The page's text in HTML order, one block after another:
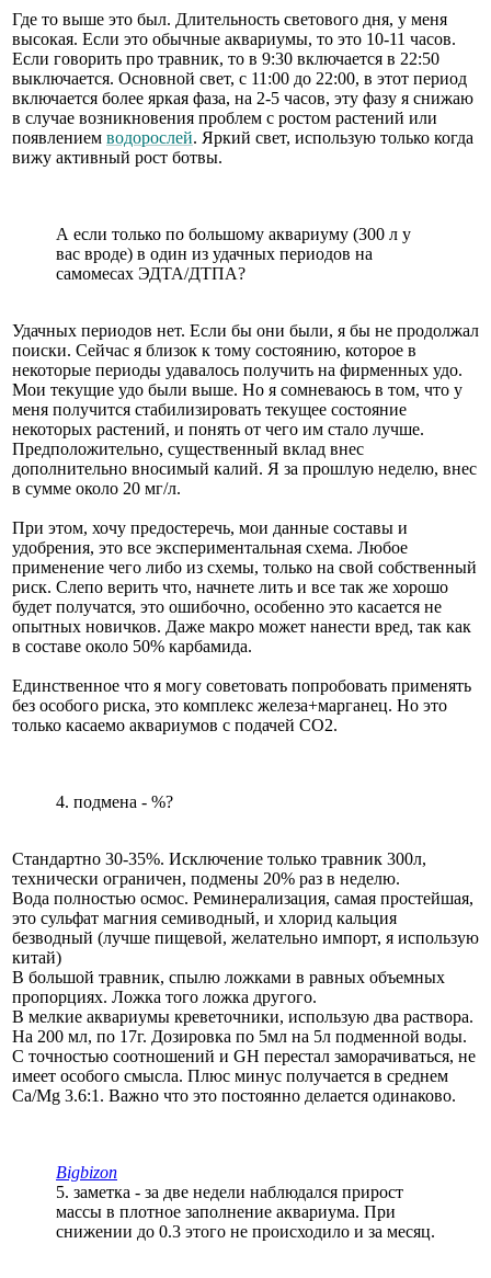
Где то выше это был. Длительность светового дня, у меня
высокая. Если это обычные аквариумы, то это 10-11 часов.
Если говорить про травник, то в 9:30 включается в 22:50
выключается. Основной свет, с 11:00 до 22:00, в этот период
включается более яркая фаза, на 2-5 часов, эту фазу я снижаю
в случае возникновения проблем с ростом растений или
появлением водорослей. Яркий свет, использую только когда
вижу активный рост ботвы.
А если только по большому аквариуму (300 л у
вас вроде) в один из удачных периодов на
самомесах ЭДТА/ДТПА?
Удачных периодов нет. Если бы они были, я бы не продолжал
поиски. Сейчас я близок к тому состоянию, которое в
некоторые периоды удавалось получить на фирменных удо.
Мои текущие удо были выше. Но я сомневаюсь в том, что у
меня получится стабилизировать текущее состояние
некоторых растений, и понять от чего им стало лучше.
Предположительно, существенный вклад внес
дополнительно вносимый калий. Я за прошлую неделю, внес
в сумме около 20 мг/л.
При этом, хочу предостеречь, мои данные составы и
удобрения, это все экспериментальная схема. Любое
применение чего либо из схемы, только на свой собственный
риск. Слепо верить что, начнете лить и все так же хорошо
будет получатся, это ошибочно, особенно это касается не
опытных новичков. Даже макро может нанести вред, так как
в составе около 50% карбамида.
Единственное что я могу советовать попробовать применять
без особого риска, это комплекс железа+марганец. Но это
только касаемо аквариумов с подачей СО2.
4. подмена - %?
Стандартно 30-35%. Исключение только травник 300л,
технически ограничен, подмены 20% раз в неделю.
Вода полностью осмос. Реминерализация, самая простейшая,
это сульфат магния семиводный, и хлорид кальция
безводный (лучше пищевой, желательно импорт, я использую
китай)
В большой травник, спылю ложками в равных объемных
пропорциях. Ложка того ложка другого.
В мелкие аквариумы креветочники, использую два раствора.
На 200 мл, по 17г. Дозировка по 5мл на 5л подменной воды.
С точностью соотношений и GH перестал заморачиваться, не
имеет особого смысла. Плюс минус получается в среднем
Ca/Mg 3.6:1. Важно что это постоянно делается одинаково.
Bigbizon
5. заметка - за две недели наблюдался прирост
массы в плотное заполнение аквариума. При
снижении до 0.3 этого не происходило и за месяц.